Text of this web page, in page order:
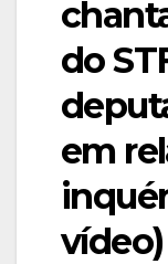
do
em
vídeo)